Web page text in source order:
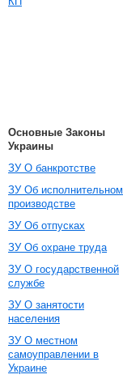
Основные Законы
Украины
ЗУ О банкротстве
ЗУ Об исполнительном
производстве
ЗУ Об отпусках
ЗУ Об охране труда
ЗУ О государственной
службе
ЗУ О занятости
населения
ЗУ О местном
самоуправлении в
Украине